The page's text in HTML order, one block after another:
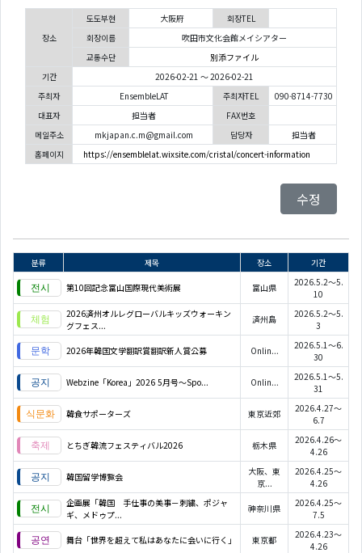
장소
도도부현 大阪府
회장TEL
회장이름
吹田市文化会館メイシアター
교통수단
別添ファイル
기간
2026-02-21 ～ 2026-02-21
주최자
EnsembleLAT 주최자TEL
090-8714-7730
대표자
担当者
FAX번호
메일주소
mkjapan.c.m@gmail.com 담당자
担当者
홈페이지
https://ensemblelat.wixsite.com/cristal/concert-information
수정
분류 제목 장소 기간
第10回記念富山国際現代美術展 富山県
2026.5.2～5.
10
2026済州オルレグローバルキッズウォーキン
グフェス...
済州島
2026.5.2～5.
3
2026年韓国文学翻訳賞翻訳新人賞公募 Onlin...
2026.5.1～6.
30
Webzine「Korea」2026 5月号～Spo... Onlin...
2026.5.1～5.
31
韓食サポーターズ 東京近郊
2026.4.27～
6.7
とちぎ韓流フェスティバル2026 栃木県
2026.4.26～
4.26
韓国留学博覧会
大阪、東
京...
2026.4.25～
4.26
企画展「韓国 手仕事の美事－刺繍、ポジャ
ギ、メドゥプ...
神奈川県
2026.4.25～
7.5
舞台「世界を超えて私はあなたに会いに行く」 東京都
2026.4.23～
4.26